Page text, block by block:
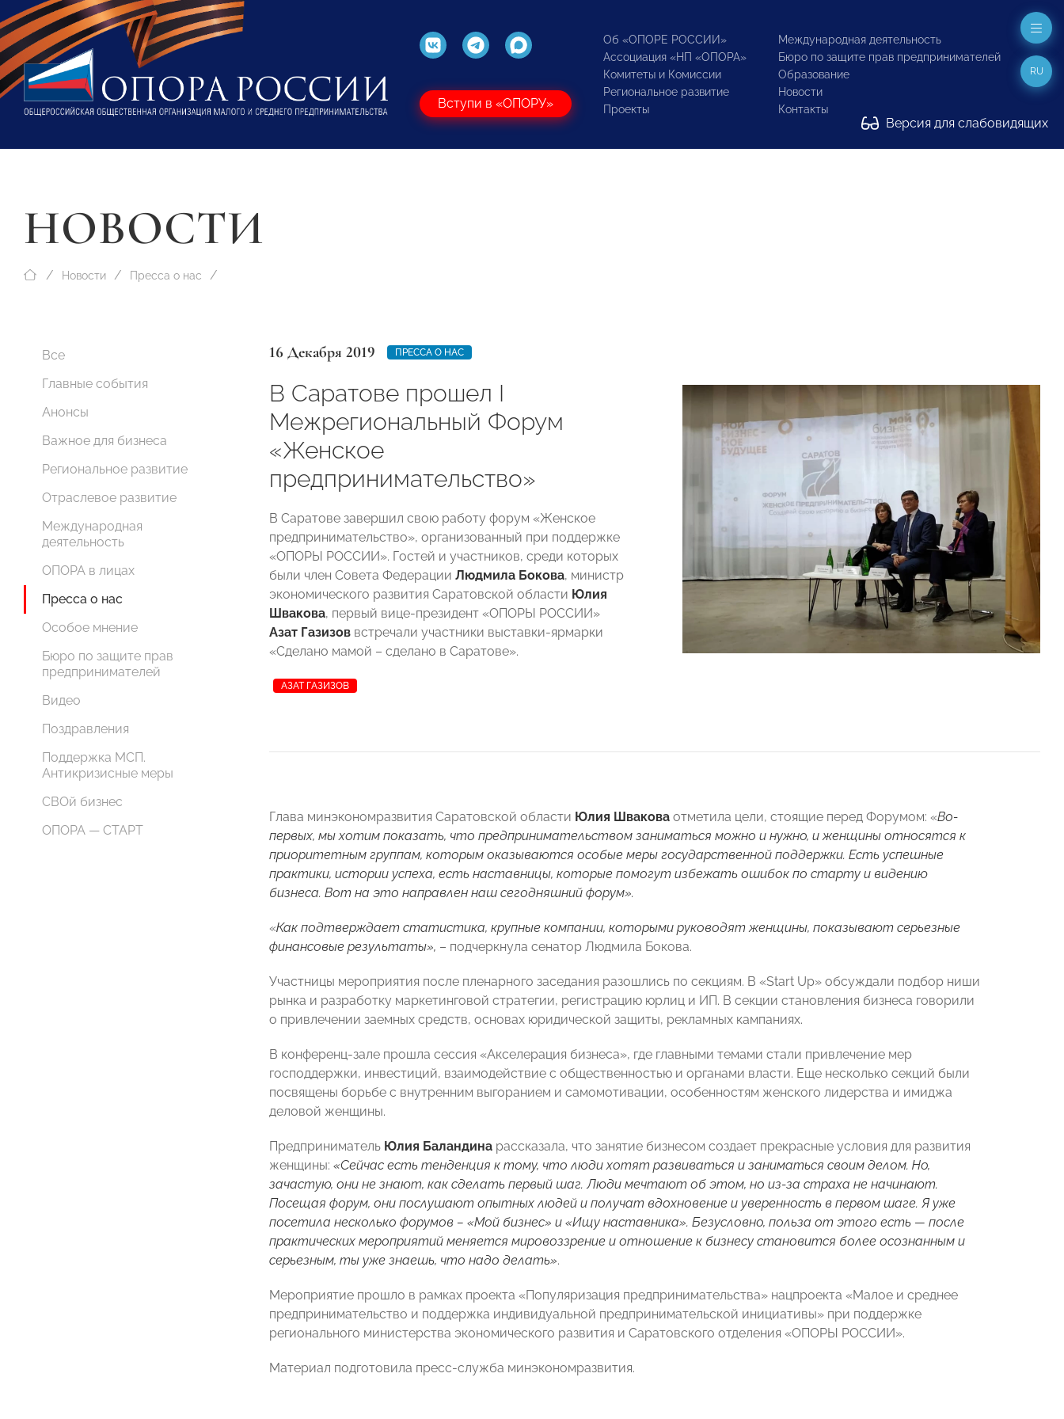
Вступи в «ОПОРУ»
Об «ОПОРЕ РОССИИ»
Ассоциация «НП «ОПОРА»
Комитеты и Комиссии
Региональное развитие
Проекты
Международная деятельность
Бюро по защите прав предпринимателей
Образование
Новости
Контакты
Версия для слабовидящих
RU
НОВОСТИ
Новости Пресса о нас
Все
Главные события
Анонсы
Важное для бизнеса
Региональное развитие
Отраслевое развитие
Международная
деятельность
ОПОРА в лицах
Пресса о нас
Особое мнение
Бюро по защите прав
предпринимателей
Видео
Поздравления
Поддержка МСП.
Антикризисные меры
СВОй бизнес
ОПОРА — СТАРТ
16 Декабря 2019 ПРЕССА О НАС
В Саратове прошел I
Межрегиональный Форум
«Женское
предпринимательство»
В Саратове завершил свою работу форум «Женское
предпринимательство», организованный при поддержке
«ОПОРЫ РОССИИ». Гостей и участников, среди которых
были член Совета Федерации Людмила Бокова, министр
экономического развития Саратовской области Юлия
Швакова, первый вице-президент «ОПОРЫ РОССИИ»
Азат Газизов встречали участники выставки-ярмарки
«Сделано мамой – сделано в Саратове».
АЗАТ ГАЗИЗОВ
Глава минэкономразвития Саратовской области Юлия Швакова отметила цели, стоящие перед Форумом: «Во-
первых, мы хотим показать, что предпринимательством заниматься можно и нужно, и женщины относятся к
приоритетным группам, которым оказываются особые меры государственной поддержки. Есть успешные
практики, истории успеха, есть наставницы, которые помогут избежать ошибок по старту и видению
бизнеса. Вот на это направлен наш сегодняшний форум».
«Как подтверждает статистика, крупные компании, которыми руководят женщины, показывают серьезные
финансовые результаты», – подчеркнула сенатор Людмила Бокова.
Участницы мероприятия после пленарного заседания разошлись по секциям. В «Start Up» обсуждали подбор ниши
рынка и разработку маркетинговой стратегии, регистрацию юрлиц и ИП. В секции становления бизнеса говорили
о привлечении заемных средств, основах юридической защиты, рекламных кампаниях.
В конференц-зале прошла сессия «Акселерация бизнеса», где главными темами стали привлечение мер
господдержки, инвестиций, взаимодействие с общественностью и органами власти. Еще несколько секций были
посвящены борьбе с внутренним выгоранием и самомотивации, особенностям женского лидерства и имиджа
деловой женщины.
Предприниматель Юлия Баландина рассказала, что занятие бизнесом создает прекрасные условия для развития
женщины: «Сейчас есть тенденция к тому, что люди хотят развиваться и заниматься своим делом. Но,
зачастую, они не знают, как сделать первый шаг. Люди мечтают об этом, но из-за страха не начинают.
Посещая форум, они послушают опытных людей и получат вдохновение и уверенность в первом шаге. Я уже
посетила несколько форумов – «Мой бизнес» и «Ищу наставника». Безусловно, польза от этого есть — после
практических мероприятий меняется мировоззрение и отношение к бизнесу становится более осознанным и
серьезным, ты уже знаешь, что надо делать».
Мероприятие прошло в рамках проекта «Популяризация предпринимательства» нацпроекта «Малое и среднее
предпринимательство и поддержка индивидуальной предпринимательской инициативы» при поддержке
регионального министерства экономического развития и Саратовского отделения «ОПОРЫ РОССИИ».
Материал подготовила пресс-служба минэкономразвития.